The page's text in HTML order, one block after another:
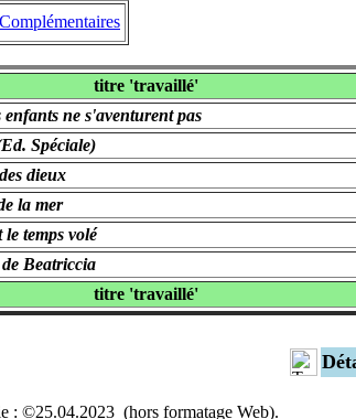
titre 'travaillé'
enfants ne s'aventurent pas
Spéciale)
dieux
la mer
temps volé
Beatriccia
titre 'travaillé'
: ©25.04.2023 (hors formatage Web).